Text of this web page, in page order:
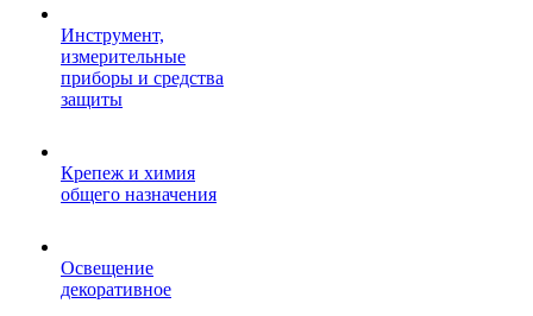
Инструмент,
измерительные
приборы и средства
защиты
Крепеж и химия
общего назначения
Освещение
декоративное